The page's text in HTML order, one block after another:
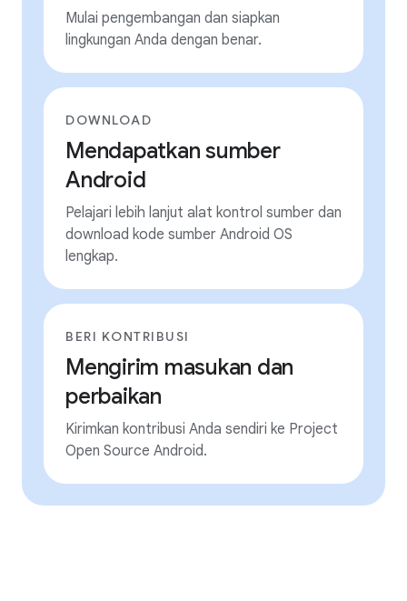
Mulai pengembangan dan siapkan
lingkungan Anda dengan benar.
DOWNLOAD
Mendapatkan sumber
Android
Pelajari lebih lanjut alat kontrol sumber dan
download kode sumber Android OS
lengkap.
BERI KONTRIBUSI
Mengirim masukan dan
perbaikan
Kirimkan kontribusi Anda sendiri ke Project
Open Source Android.